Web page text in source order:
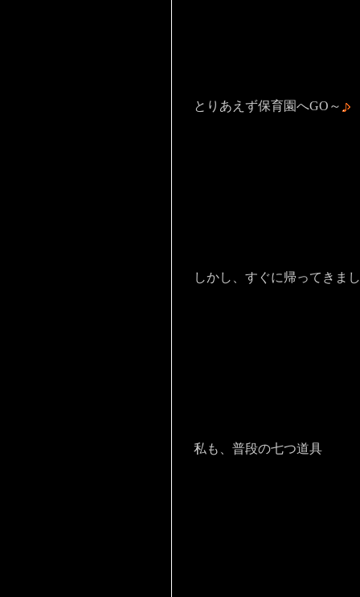
とりあえず保育園へGO～
しかし、すぐに帰ってきま
私も、普段の七つ道具